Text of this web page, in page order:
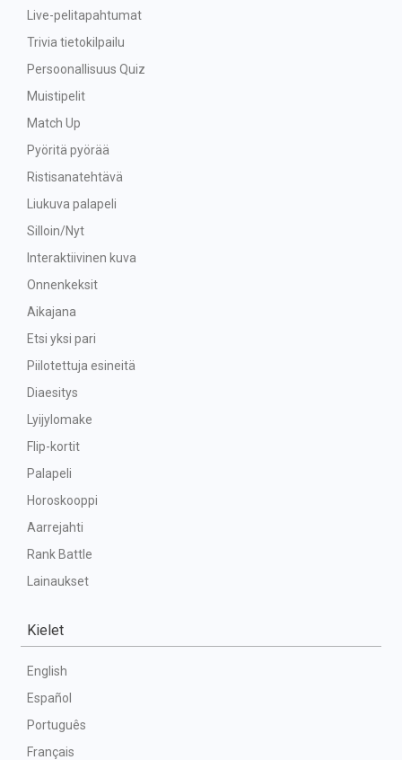
Live-pelitapahtumat
Trivia tietokilpailu
Persoonallisuus Quiz
Muistipelit
Match Up
Pyöritä pyörää
Ristisanatehtävä
Liukuva palapeli
Silloin/Nyt
Interaktiivinen kuva
Onnenkeksit
Aikajana
Etsi yksi pari
Piilotettuja esineitä
Diaesitys
Lyijylomake
Flip-kortit
Palapeli
Horoskooppi
Aarrejahti
Rank Battle
Lainaukset
Kielet
English
Español
Português
Français